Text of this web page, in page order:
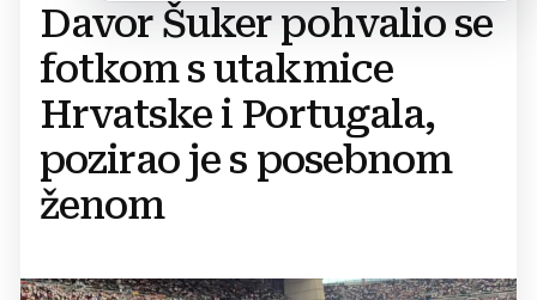
Davor Šuker pohvalio se
fotkom s utakmice
Hrvatske i Portugala,
pozirao je s posebnom
ženom